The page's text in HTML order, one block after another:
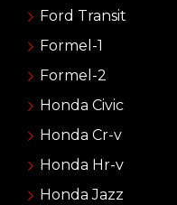
Ford Transit
Formel-1
Formel-2
Honda Civic
Honda Cr-v
Honda Hr-v
Honda Jazz